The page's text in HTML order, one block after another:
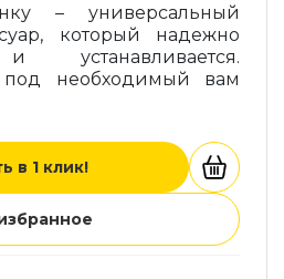
– универсальный
который надежно
устанавливается.
под необходимый вам
в 1 клик!